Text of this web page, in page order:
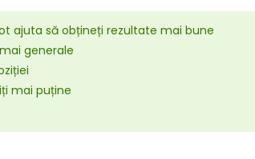
ajuta să obțineți rezultate mai bune
generale
mai puține